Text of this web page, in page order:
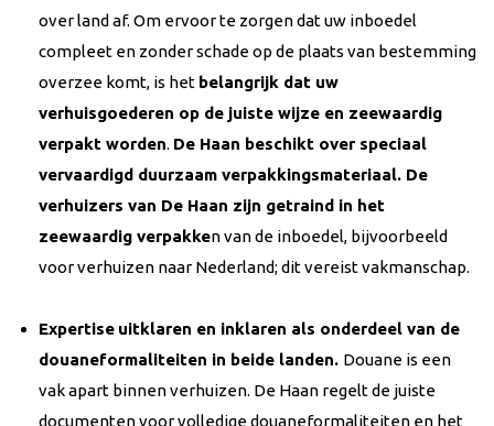
over land af. Om ervoor te zorgen dat uw inboedel
compleet en zonder schade op de plaats van bestemming
overzee komt, is het belangrijk dat uw
verhuisgoederen op de juiste wijze en zeewaardig
verpakt worden. De Haan beschikt over speciaal
vervaardigd duurzaam verpakkingsmateriaal. De
verhuizers van De Haan zijn getraind in het
zeewaardig verpakken van de inboedel, bijvoorbeeld
voor verhuizen naar Nederland; dit vereist vakmanschap.
Expertise uitklaren en inklaren als onderdeel van de
douaneformaliteiten in beide landen. Douane is een
vak apart binnen verhuizen. De Haan regelt de juiste
documenten voor volledige douaneformaliteiten en het